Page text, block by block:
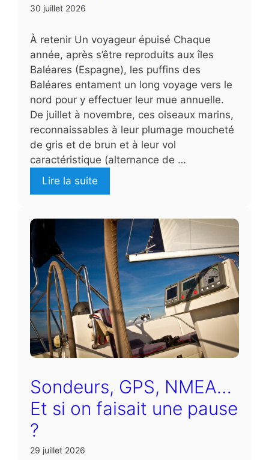
30 juillet 2026
À retenir Un voyageur épuisé Chaque
année, après s’être reproduits aux îles
Baléares (Espagne), les puffins des
Baléares entament un long voyage vers le
nord pour y effectuer leur mue annuelle.
De juillet à novembre, ces oiseaux marins,
reconnaissables à leur plumage moucheté
de gris et de brun et à leur vol
caractéristique (alternance de …
Lire la suite
Sondeurs, GPS, NMEA…
Et si on faisait une pause
?
29 juillet 2026